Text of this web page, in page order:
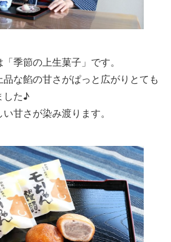
季節の上生菓子」です。
な餡の甘さがぱっと広がりとても
した♪
甘さが染み渡ります。